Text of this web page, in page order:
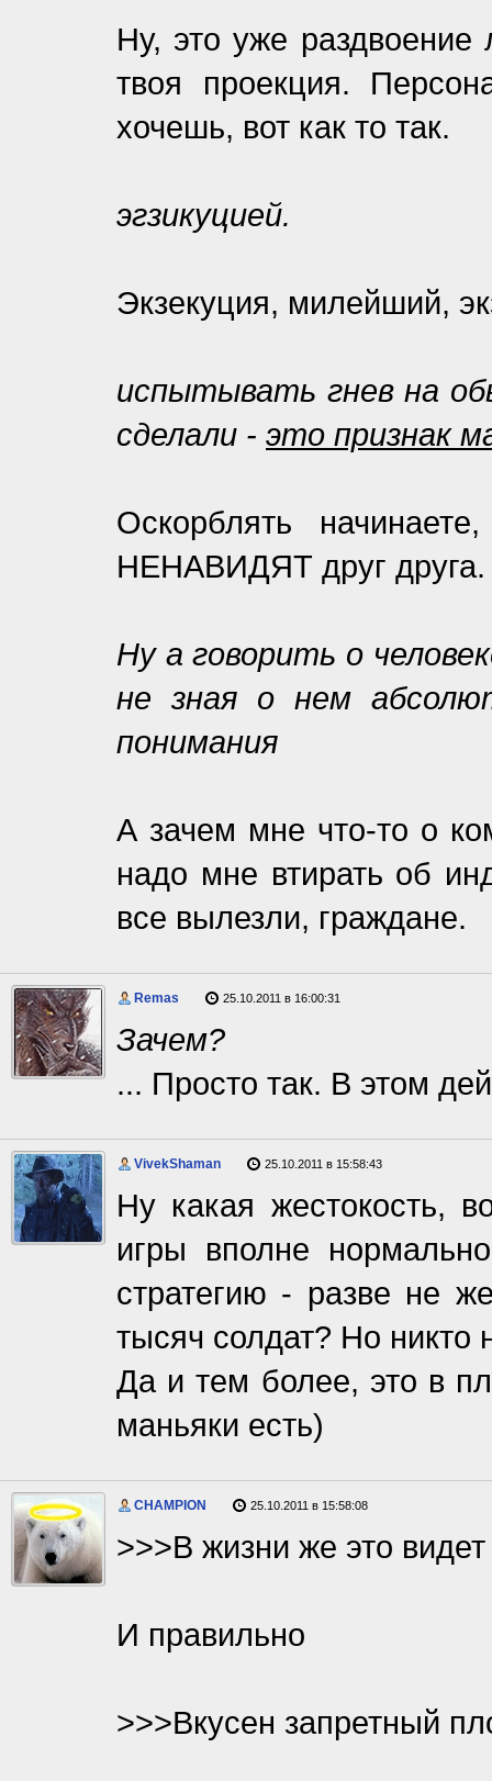
Ну, это уже раздвоение
твоя проекция.
хочешь, вот как то так.
эгзикуцией.
Экзекуция, милейший,
испытывать гнев на
сделали - это признак
Оскорблять
НЕНАВИДЯТ друг друга.
Ну а говорить о
не зная о нем
понимания
А зачем мне что-то о
надо мне втирать об
все вылезли, граждане.
Remas 25.10.2011 в 16:00:31
Зачем?
... Просто так. В этом
VivekShaman 25.10.2011 в 15:58:43
Ну какая жестокость,
игры вполне
стратегию - разве не
тысяч солдат? Но никто
Да и тем более, это в
маньяки есть)
CHAMPION 25.10.2011 в 15:58:08
>>>В жизни же это
И правильно
>>>Вкусен запретный